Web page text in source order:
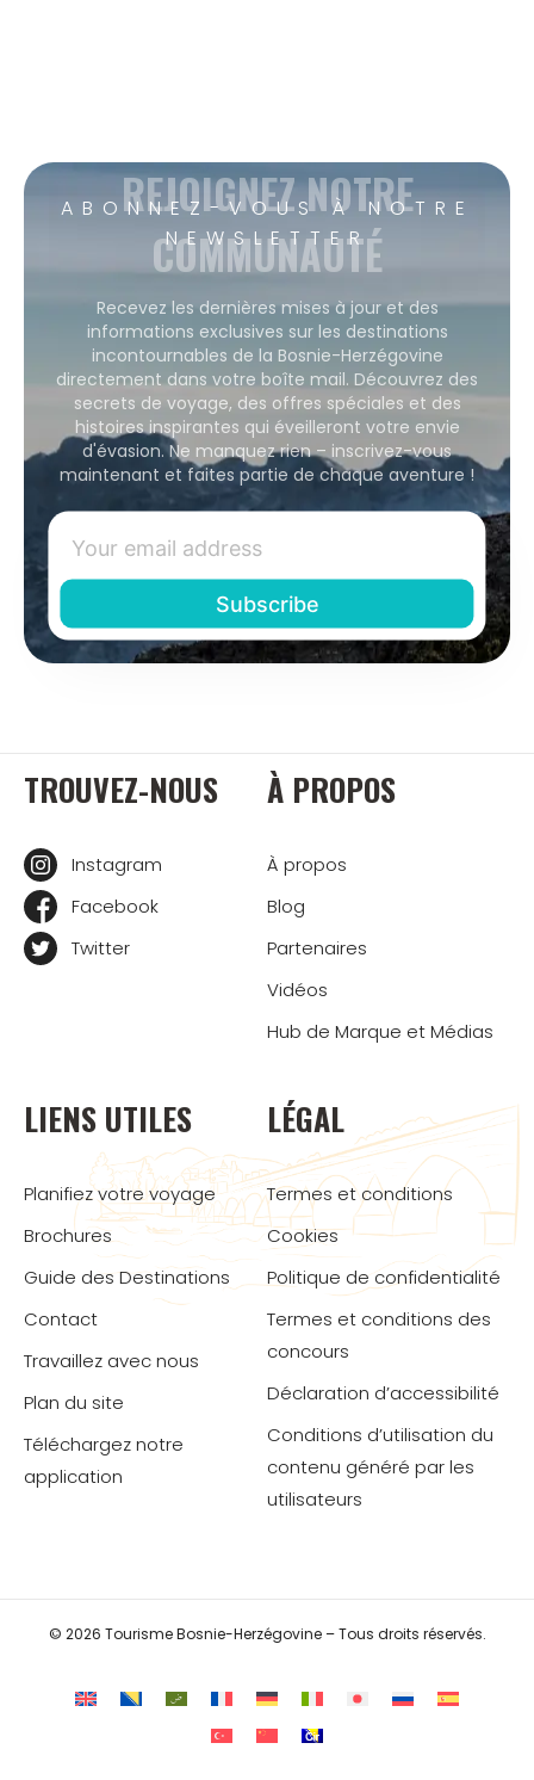
ABONNEZ-VOUS À NOTRE
NEWSLETTER
REJOIGNEZ NOTRE
COMMUNAUTÉ
Recevez les dernières mises à jour et des
informations exclusives sur les destinations
incontournables de la Bosnie-Herzégovine
directement dans votre boîte mail. Découvrez des
secrets de voyage, des offres spéciales et des
histoires inspirantes qui éveilleront votre envie
d'évasion. Ne manquez rien – inscrivez-vous
maintenant et faites partie de chaque aventure !
TROUVEZ-NOUS
Instagram
Facebook
Twitter
À PROPOS
À propos
Blog
Partenaires
Vidéos
Hub de Marque et Médias
LIENS UTILES
Planifiez votre voyage
Brochures
Guide des Destinations
Contact
Travaillez avec nous
Plan du site
Téléchargez notre
application
LÉGAL
Termes et conditions
Cookies
Politique de confidentialité
Termes et conditions des
concours
Déclaration d’accessibilité
Conditions d’utilisation du
contenu généré par les
utilisateurs
© 2026 Tourisme Bosnie-Herzégovine – Tous droits réservés.